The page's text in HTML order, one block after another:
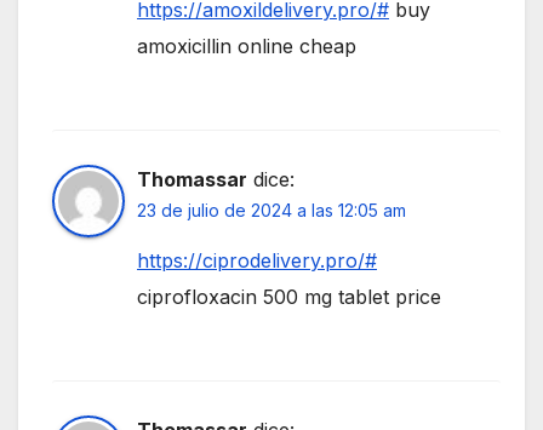
https://amoxildelivery.pro/# buy
amoxicillin online cheap
Thomassar dice:
23 de julio de 2024 a las 12:05 am
https://ciprodelivery.pro/#
ciprofloxacin 500 mg tablet price